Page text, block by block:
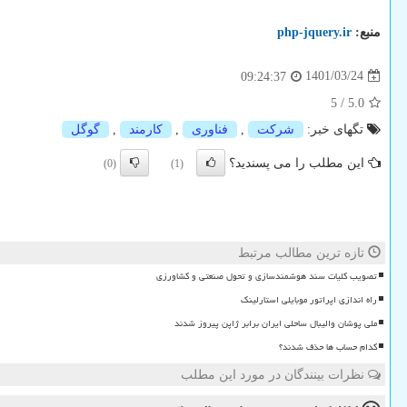
منبع: php-jquery.ir
1401/03/24
09:24:37
5.0
/
5
تگهای خبر:
شركت , فناوری , كارمند , گوگل
این مطلب را می پسندید؟ (1)
(0)
تازه ترین مطالب مرتبط
تصویب کلیات سند هوشمندسازی و تحول صنعتی و کشاورزی
راه اندازی اپراتور موبایلی استارلینک
ملی پوشان والیبال ساحلی ایران برابر ژاپن پیروز شدند
کدام حساب ها حذف شدند؟
نظرات بینندگان در مورد این مطلب